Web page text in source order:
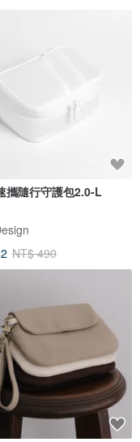
攜隨行守護包2.0-L
NT$ 490